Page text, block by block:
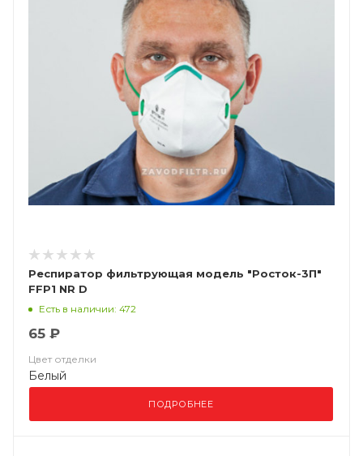
Респиратор фильтрующая модель "Росток-3П"
FFP1 NR D
Есть в наличии: 472
65 ₽
Цвет отделки
Белый
ПОДРОБНЕЕ